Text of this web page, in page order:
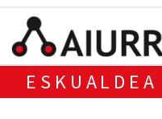
ESKUALDEA